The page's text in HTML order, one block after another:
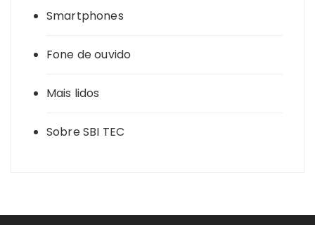
Smartphones
Fone de ouvido
Mais lidos
Sobre SBI TEC